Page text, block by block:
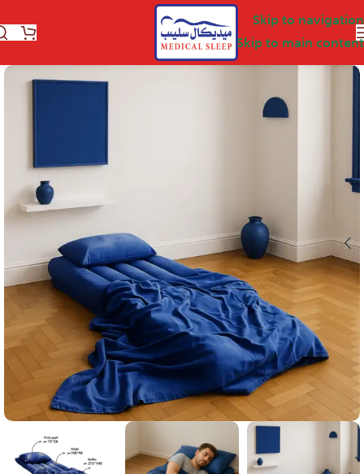
Skip to navigation
Skip to main content